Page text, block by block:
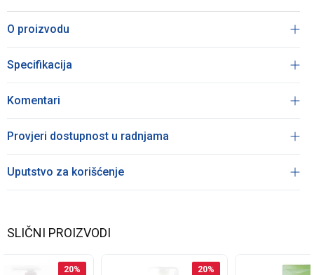
O proizvodu
Specifikacija
Komentari
Provjeri dostupnost u radnjama
Uputstvo za korišćenje
SLIČNI PROIZVODI
20% 20%